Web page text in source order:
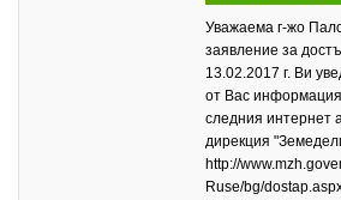
Уважаема г-жо
заявление за
13.02.2017 г. Ви
от Вас
следния интернет
дирекция
http://
Ruse/bg/